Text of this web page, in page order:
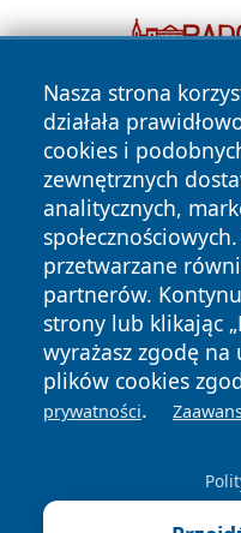
Nasza strona
działała
cookies i
zewnętrznych
analitycznych,
przetwarzane
partnerów.
strony lub klikając
wyrażasz zgodę
plików cookies
prywatności.
Copyright © 2026
News Autorzy